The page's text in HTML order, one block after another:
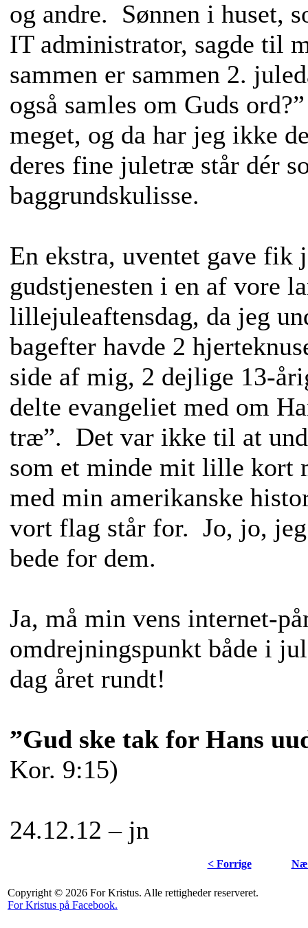
og andre. Sønnen i huset,
IT administrator, sagde til
sammen er sammen 2.
også samles om Guds
meget, og da har jeg ikke
deres fine juletræ står dér
baggrundskulisse.
En ekstra, uventet gave fik
gudstjenesten i en af vore
lillejuleaftensdag, da jeg
bagefter havde 2
side af mig, 2 dejlige 13-
delte evangeliet med om
træ”. Det var ikke til at
som et minde mit lille kort
med min amerikanske
vort flag står for. Jo, jo, jeg
bede for dem.
Ja, må min vens internet-
omdrejningspunkt både i
dag året rundt!
”Gud ske tak for Hans
Kor. 9:15)
24.12.12 – jn
< Forrige
Copyright © 2026 For Kristus. Alle rettigheder reserveret.
For Kristus på Facebook.